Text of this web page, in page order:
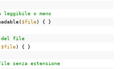
o meno
$file) { }
del file
$file) { }
senza estensione